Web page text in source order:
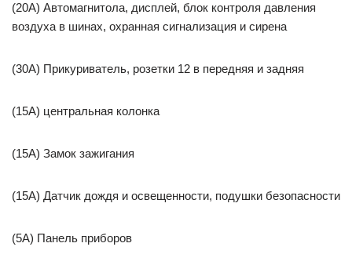
(20A) Автомагнитола, дисплей, блок контроля давления
воздуха в шинах, охранная сигнализация и сирена
(30A) Прикуриватель, розетки 12 в передняя и задняя
(15A) центральная колонка
(15A) Замок зажигания
(15A) Датчик дождя и освещенности, подушки безопасности
(5A) Панель приборов